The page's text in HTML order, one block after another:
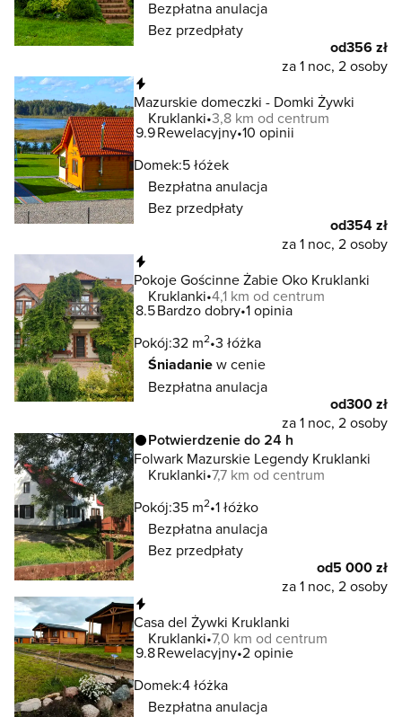
Bezpłatna anulacja
Bez przedpłaty
od356 zł
za 1 noc, 2 osoby
Mazurskie domeczki - Domki Żywki
Kruklanki 3,8 km od centrum
9.9Rewelacyjny 10 opinii
Domek:5 łóżek
Bezpłatna anulacja
Bez przedpłaty
od354 zł
za 1 noc, 2 osoby
Pokoje Gościnne Żabie Oko Kruklanki
Kruklanki 4,1 km od centrum
8.5Bardzo dobry 1 opinia
Pokój:32 m2 3 łóżka
Śniadaniew cenie
Bezpłatna anulacja
od300 zł
za 1 noc, 2 osoby
Potwierdzenie do 24 h
Folwark Mazurskie Legendy Kruklanki
Kruklanki 7,7 km od centrum
Pokój:35 m2 1 łóżko
Bezpłatna anulacja
Bez przedpłaty
od5 000 zł
za 1 noc, 2 osoby
Casa del Żywki Kruklanki
Kruklanki 7,0 km od centrum
9.8Rewelacyjny 2 opinie
Domek:4 łóżka
Bezpłatna anulacja